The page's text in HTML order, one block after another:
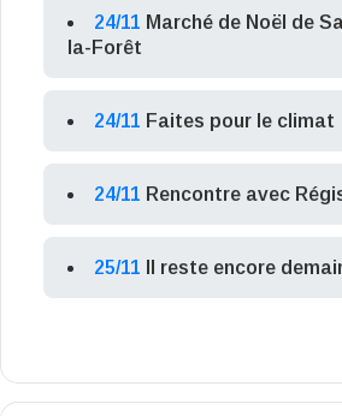
24/11 Marché de Noël de
la-Forêt
24/11 Faites pour le climat
24/11 Rencontre avec
25/11 Il reste encore